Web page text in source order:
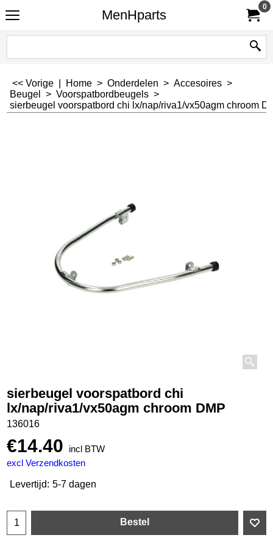
MenHparts
0
<< Vorige Home > Onderdelen > Accesoires >
Beugel
> Voorspatbordbeugels >
sierbeugel voorspatbord chi lx/nap/riva1/vx50agm chroom
sierbeugel voorspatbord chi
lx/nap/riva1/vx50agm chroom DMP
136016
€14.40
incl BTW
excl Verzendkosten
Levertijd: 5-7 dagen
Bestel